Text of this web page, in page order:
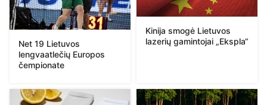
Net 19 Lietuvos
lengvaatlečių Europos
čempionate
Kinija smogė Lietuvos
lazerių gamintojai „Ekspla“